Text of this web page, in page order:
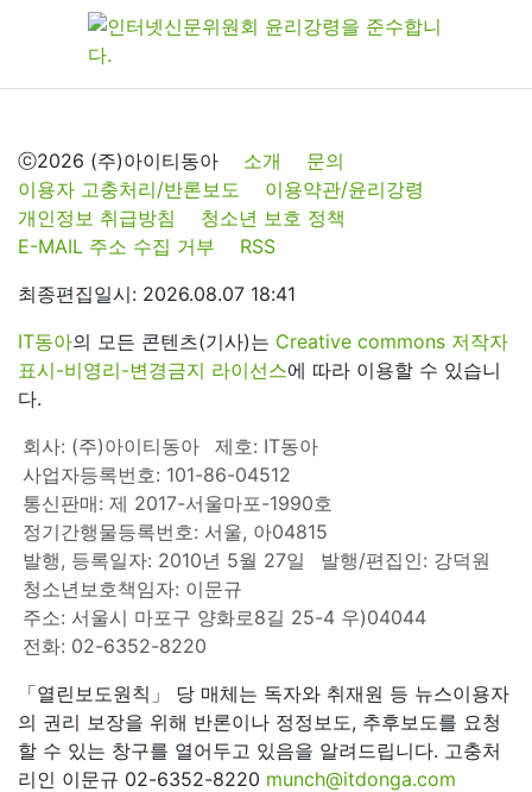
ⓒ2026 (주)아이티동아 소개
문의
이용자 고충처리/반론보도
이용약관/윤리강령
개인정보 취급방침
청소년 보호 정책
E-MAIL 주소 수집 거부
RSS
최종편집일시: 2026.08.07 18:41
IT동아의 모든 콘텐츠(기사)는 Creative commons 저작자
표시-비영리-변경금지 라이선스에 따라 이용할 수 있습니
다.
회사: (주)아이티동아
제호: IT동아
사업자등록번호: 101-86-04512
통신판매: 제 2017-서울마포-1990호
정기간행물등록번호: 서울, 아04815
발행, 등록일자: 2010년 5월 27일
발행/편집인: 강덕원
청소년보호책임자: 이문규
주소: 서울시 마포구 양화로8길 25-4 우)04044
전화: 02-6352-8220
「열린보도원칙」 당 매체는 독자와 취재원 등 뉴스이용자
의 권리 보장을 위해 반론이나 정정보도, 추후보도를 요청
할 수 있는 창구를 열어두고 있음을 알려드립니다. 고충처
리인 이문규 02-6352-8220 munch@itdonga.com